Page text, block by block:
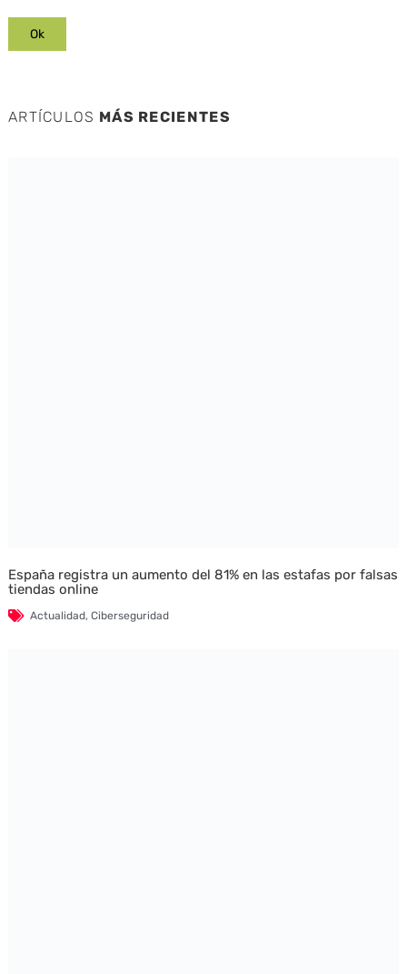
ARTÍCULOS MÁS RECIENTES
España registra un aumento del 81% en las estafas por falsas
tiendas online
Actualidad, Ciberseguridad